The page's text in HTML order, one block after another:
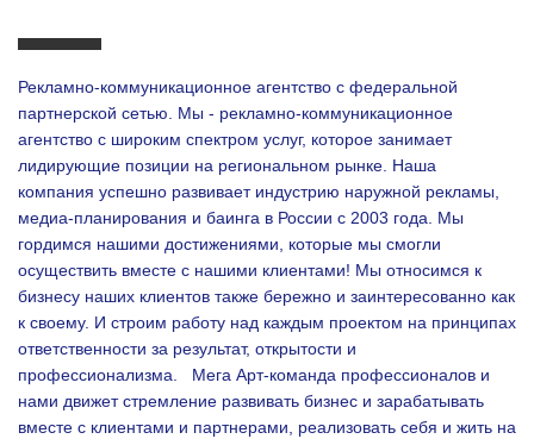
Рекламно-коммуникационное агентство с федеральной
партнерской сетью. Мы - рекламно-коммуникационное
агентство с широким спектром услуг, которое занимает
лидирующие позиции на региональном рынке. Наша
компания успешно развивает индустрию наружной рекламы,
медиа-планирования и баинга в России с 2003 года. Мы
гордимся нашими достижениями, которые мы смогли
осуществить вместе с нашими клиентами! Мы относимся к
бизнесу наших клиентов также бережно и заинтересованно как
к своему. И строим работу над каждым проектом на принципах
ответственности за результат, открытости и
профессионализма. Мега Арт-команда профессионалов и
нами движет стремление развивать бизнес и зарабатывать
вместе с клиентами и партнерами, реализовать себя и жить на